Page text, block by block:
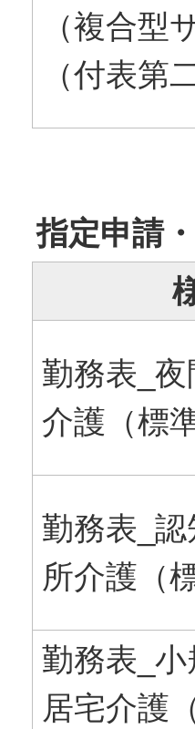
（複合型
（付表第
指定申請
勤務表_
介護（標
勤務表_
所介護（
勤務表_
居宅介護